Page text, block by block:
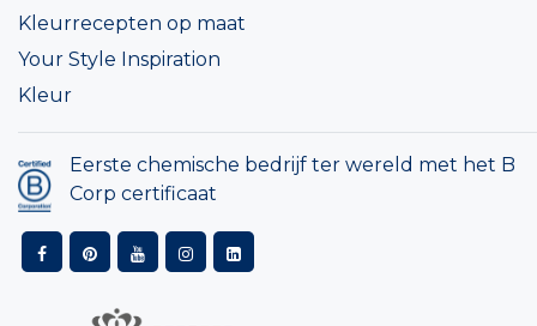
Kleurrecepten op maat
Your Style Inspiration
Kleur
Eerste chemische bedrijf ter wereld met het B
Corp certificaat